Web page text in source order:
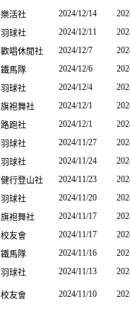
樂活社
2024/12/14
羽球社
2024/12/11
歡唱休閒社
2024/12/7
鐵馬隊
2024/12/6
羽球社
2024/12/4
旗袍舞社
2024/12/1
路跑社
2024/12/1
羽球社
2024/11/27
羽球社
2024/11/24
健行登山社
2024/11/23
羽球社
2024/11/20
旗袍舞社
2024/11/17
校友會
2024/11/17
鐵馬隊
2024/11/16
羽球社
2024/11/13
校友會 2024/11/10